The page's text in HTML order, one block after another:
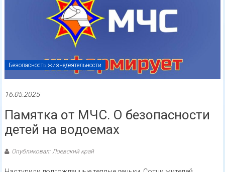
Безопасность жизнедеятельности
16.05.2025
Памятка от МЧС. О безопасности
детей на водоемах
Опубликовал: Лоевский край